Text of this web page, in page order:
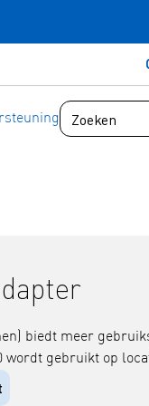
biedt meer
wordt gebruikt op